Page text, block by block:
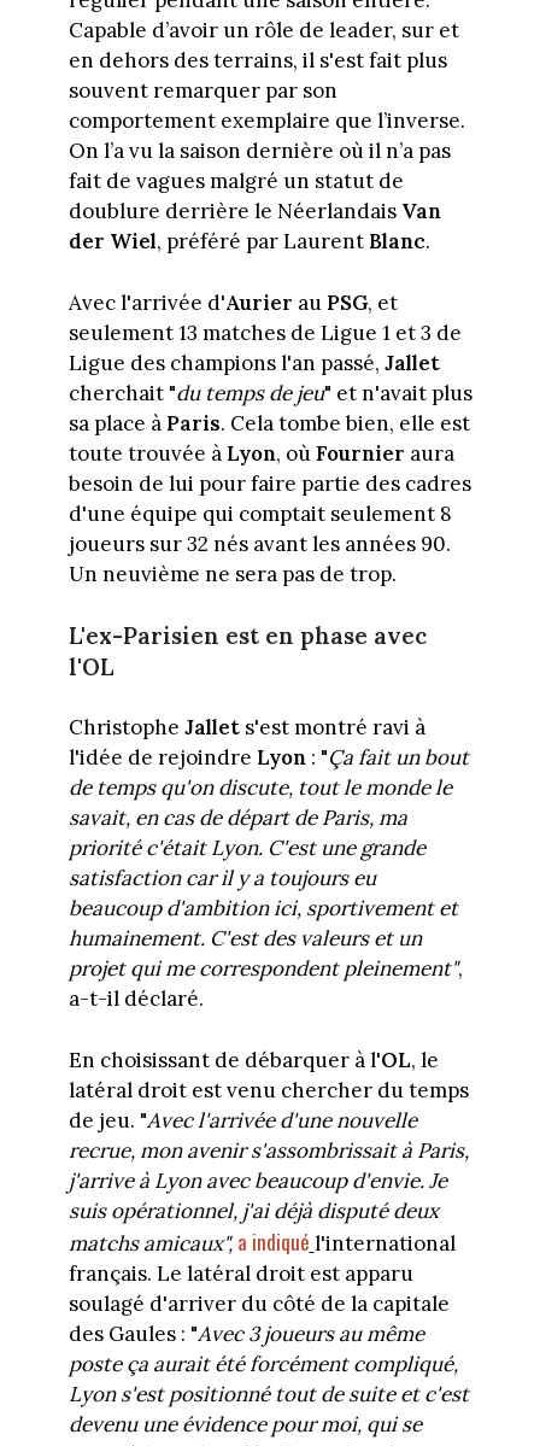
Capable d’avoir un rôle de leader, sur et
en dehors des terrains, il s'est fait plus
souvent remarquer par son
comportement exemplaire que l’inverse.
On l’a vu la saison dernière où il n’a pas
fait de vagues malgré un statut de
doublure derrière le Néerlandais Van
der Wiel, préféré par LaurentBlanc.
Avec l'arrivée d'Aurier au PSG, et
seulement 13 matches de Ligue 1 et 3 de
Ligue des champions l'an passé, Jallet
cherchait "du temps de jeu" et n'avait plus
sa place à Paris. Cela tombe bien, elle est
toute trouvée à Lyon, oùFournier aura
besoin de lui pour faire partie des cadres
d'une équipe qui comptait seulement 8
joueurs sur 32 nés avant les années 90.
Un neuvième ne sera pas de trop.
L'ex-Parisien est en phase avec
l'OL
Christophe Jallets'est montré ravi à
l'idée de rejoindre Lyon: "Ça fait un bout
de temps qu'on discute, tout le monde le
savait, en cas de départ de Paris, ma
priorité c'était Lyon. C'est une grande
satisfaction car il y a toujours eu
beaucoup d'ambition ici, sportivement et
humainement. C'est des valeurs et un
projet qui me correspondent pleinement",
a-t-il déclaré.
En choisissant de débarquer à l'OL, le
latéral droit est venu chercher du temps
de jeu. "Avec l'arrivée d'une nouvelle
recrue, mon avenir s'assombrissait à Paris,
j'arrive à Lyon avec beaucoup d'envie. Je
suis opérationnel, j'ai déjà disputé deux
matchs amicaux", a indiqué l'international
français. Le latéral droit est apparu
soulagé d'arriver du côté de la capitale
des Gaules : "Avec 3 joueurs au même
poste ça aurait été forcément compliqué,
Lyon s'est positionné tout de suite et c'est
devenu une évidence pour moi, qui se